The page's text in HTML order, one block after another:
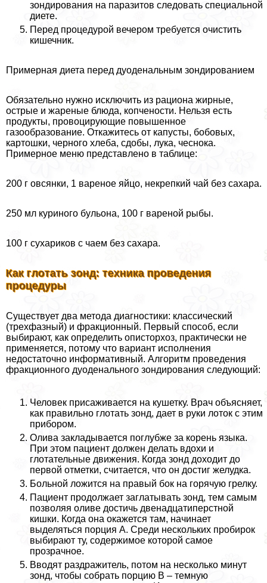
зондирования на паразитов следовать специальной
диете.
Перед процедурой вечером требуется очистить
кишечник.
Примерная диета перед дуоденальным зондированием
Обязательно нужно исключить из рациона жирные,
острые и жареные блюда, копчености. Нельзя есть
продукты, провоцирующие повышенное
газообразование. Откажитесь от капусты, бобовых,
картошки, черного хлеба, сдобы, лука, чеснока.
Примерное меню представлено в таблице:
200 г овсянки, 1 вареное яйцо, некрепкий чай без сахара.
250 мл куриного бульона, 100 г вареной рыбы.
100 г сухариков с чаем без сахара.
Как глотать зонд: техника проведения
процедуры
Существует два метода диагностики: классический
(трехфазный) и фpaкционный. Первый способ, если
выбирают, как определить описторхоз, пpaктически не
применяется, потому что вариант исполнения
недостаточно информативный. Алгоритм проведения
фpaкционного дуоденального зондирования следующий:
Человек присаживается на кушетку. Врач объясняет,
как правильно глотать зонд, дает в руки лоток с этим
прибором.
Олива закладывается поглубже за корень языка.
При этом пациент должен делать вдохи и
глотательные движения. Когда зонд доходит до
первой отметки, считается, что он достиг желудка.
Больной ложится на правый бок на горячую грелку.
Пациент продолжает заглатывать зонд, тем самым
позволяя оливе достичь двенадцатиперстной
кишки. Когда она окажется там, начинает
выделяться порция А. Среди нескольких пробирок
выбирают ту, содержимое которой самое
прозрачное.
Вводят раздражитель, потом на несколько минут
зонд, чтобы собрать порцию В – темную